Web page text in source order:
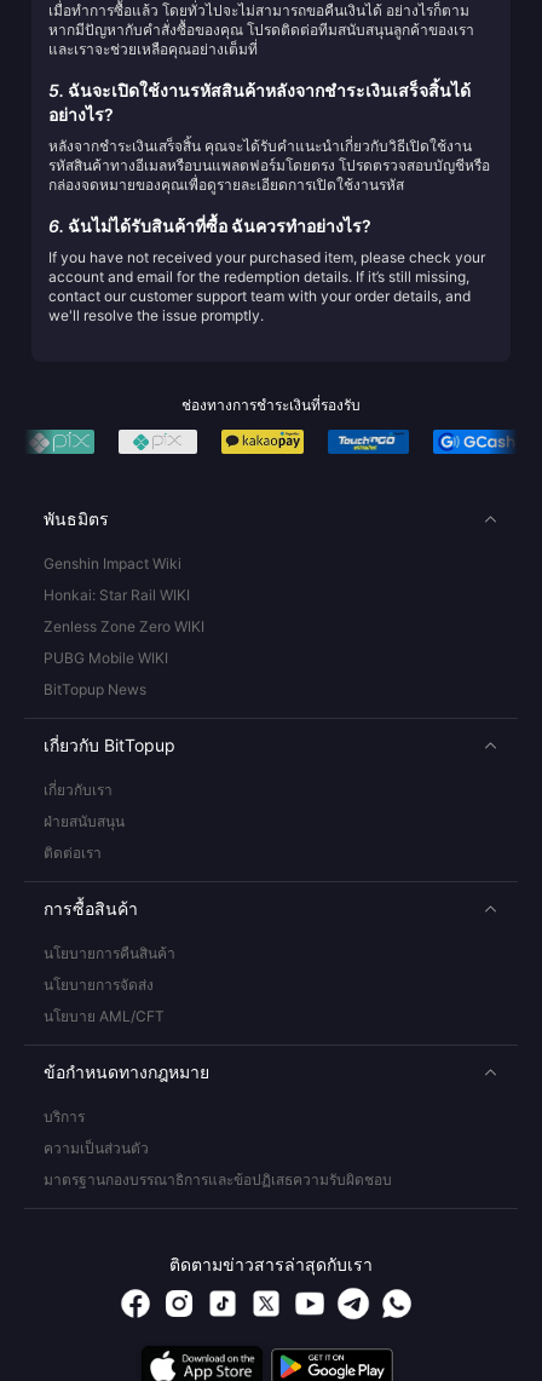
เมื่อทำการซื้อแล้ว โดยทั่วไปจะไม่สามารถขอคืนเงินได้ อย่างไรก็ตาม
หากมีปัญหากับคำสั่งซื้อของคุณ โปรดติดต่อทีมสนับสนุนลูกค้าของเรา
และเราจะช่วยเหลือคุณอย่างเต็มที่
5. ฉันจะเปิดใช้งานรหัสสินค้าหลังจากชำระเงินเสร็จสิ้นได้
อย่างไร?
หลังจากชำระเงินเสร็จสิ้น คุณจะได้รับคำแนะนำเกี่ยวกับวิธีเปิดใช้งาน
รหัสสินค้าทางอีเมลหรือบนแพลตฟอร์มโดยตรง โปรดตรวจสอบบัญชีหรือ
กล่องจดหมายของคุณเพื่อดูรายละเอียดการเปิดใช้งานรหัส
6. ฉันไม่ได้รับสินค้าที่ซื้อ ฉันควรทำอย่างไร?
If you have not received your purchased item, please check your
account and email for the redemption details. If it’s still missing,
contact our customer support team with your order details, and
we'll resolve the issue promptly.
ช่องทางการชำระเงินที่รองรับ
พันธมิตร
Genshin Impact Wiki
Honkai: Star Rail WIKI
Zenless Zone Zero WIKI
PUBG Mobile WIKI
BitTopup News
เกี่ยวกับ BitTopup
เกี่ยวกับเรา
ฝ่ายสนับสนุน
ติดต่อเรา
การซื้อสินค้า
นโยบายการคืนสินค้า
นโยบายการจัดส่ง
นโยบาย AML/CFT
ข้อกำหนดทางกฎหมาย
บริการ
ความเป็นส่วนตัว
มาตรฐานกองบรรณาธิการและข้อปฏิเสธความรับผิดชอบ
ติดตามข่าวสารล่าสุดกับเรา